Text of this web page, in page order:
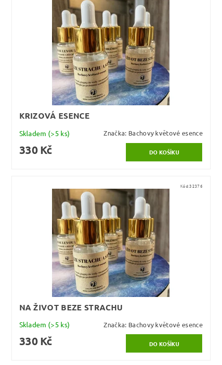
KRIZOVÁ ESENCE
Skladem (>5 ks) Značka: Bachovy květové esence
330 Kč
Kód:32376
NA ŽIVOT BEZE STRACHU
Skladem (>5 ks) Značka: Bachovy květové esence
330 Kč